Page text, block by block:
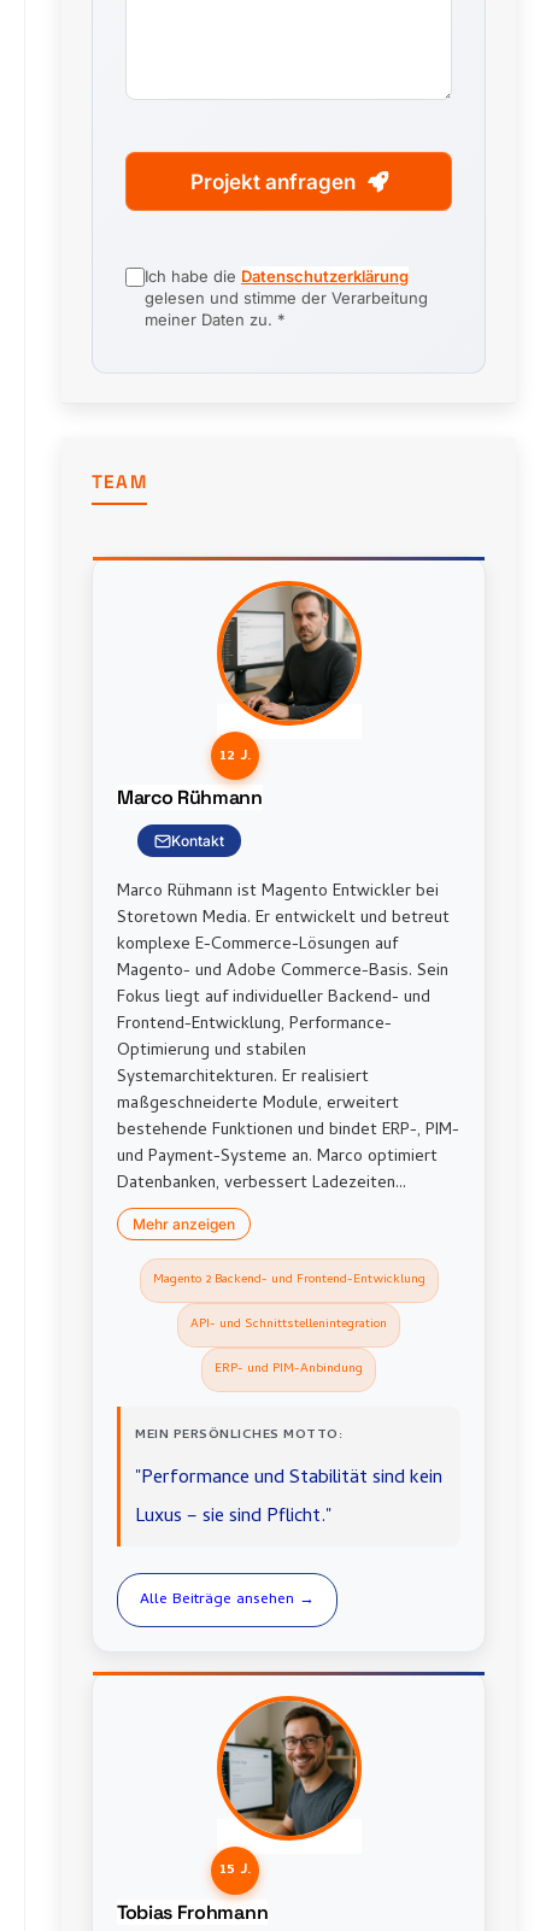
Ich habe die Datenschutzerklärung
gelesen und stimme der Verarbeitung
meiner Daten zu. *
Phone
Number
*
Projekt anfragen
TEAM
12 J.
Marco Rühmann
Kontakt
Marco Rühmann ist Magento Entwickler bei
Storetown Media. Er entwickelt und betreut
komplexe E-Commerce-Lösungen auf
Magento- und Adobe Commerce-Basis. Sein
Fokus liegt auf individueller Backend- und
Frontend-Entwicklung, Performance-
Optimierung und stabilen
Systemarchitekturen. Er realisiert
maßgeschneiderte Module, erweitert
bestehende Funktionen und bindet ERP-, PIM-
und Payment-Systeme an. Marco optimiert
Datenbanken, verbessert Ladezeiten...
Mehr anzeigen
Magento 2 Backend- und Frontend-Entwicklung
API- und Schnittstellenintegration
ERP- und PIM-Anbindung
MEIN PERSÖNLICHES MOTTO:
"Performance und Stabilität sind kein
Luxus – sie sind Pflicht."
Alle Beiträge ansehen →
15 J.
Tobias Frohmann